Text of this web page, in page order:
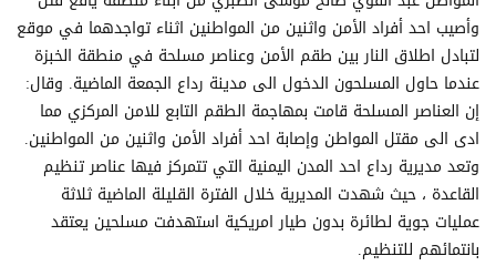
وأصيب احد أفراد الأمن واثنين من المواطنين اثناء تواجدهما في موقع
لتبادل اطلاق النار بين طقم الأمن وعناصر مسلحة في منطقة الخبزة
عندما حاول المسلحون الدخول الى مدينة رداع الجمعة الماضية. وقال:
إن العناصر المسلحة قامت بمهاجمة الطقم التابع للامن المركزي مما
ادى الى مقتل المواطن وإصابة احد أفراد الأمن واثنين من المواطنين.
وتعد مديرية رداع احد المدن اليمنية التي تتمركز فيها عناصر تنظيم
القاعدة ، حيث شهدت المديرية خلال الفترة القليلة الماضية ثلاثة
عمليات جوية لطائرة بدون طيار امريكية استهدفت مسلحين يعتقد
بانتمائهم للتنظيم.